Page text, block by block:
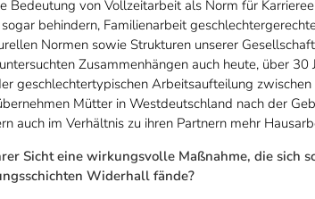
Bedeutung von Vollzeitarbeit als Norm für
behindern, Familienarbeit
Normen sowie Strukturen unserer
Zusammenhängen auch heute, über 30
geschlechtertypischen Arbeitsaufteilung
Mütter in Westdeutschland nach der
auch im Verhältnis zu ihren Partnern mehr
Sicht eine wirkungsvolle Maßnahme, die sich
Widerhall fände?